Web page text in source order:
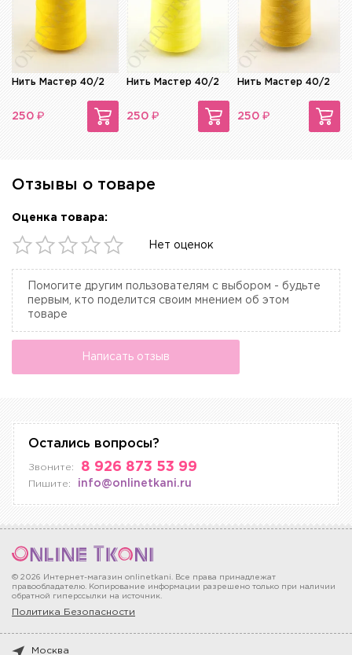
Нить Мастер 40/2
250 ₽
Нить Мастер 40/2
250 ₽
Нить Мастер 40/2
250 ₽
Отзывы о товаре
Оценка товара:
Нет оценок
Помогите другим пользователям с выбором - будьте
первым, кто поделится своим мнением об этом
товаре
Написать отзыв
Остались вопросы?
Звоните: 8 926 873 53 99
Пишите: info@onlinetkani.ru
© 2026 Интернет-магазин onlinetkani. Все права принадлежат
правообладателю. Копирование информации разрешено только при наличии
обратной гиперссылки на источник.
Политика Безопасности
Москва